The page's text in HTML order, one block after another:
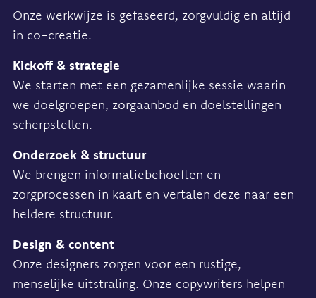
Onze werkwijze is gefaseerd, zorgvuldig en altijd
in co-creatie.
Kickoff & strategie
We starten met een gezamenlijke sessie waarin
we doelgroepen, zorgaanbod en doelstellingen
scherpstellen.
Onderzoek & structuur
We brengen informatiebehoeften en
zorgprocessen in kaart en vertalen deze naar een
heldere structuur.
Design & content
Onze designers zorgen voor een rustige,
menselijke uitstraling. Onze copywriters helpen